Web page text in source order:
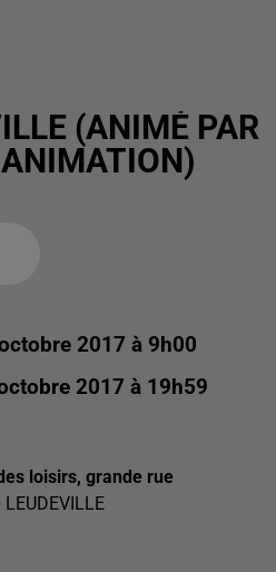
(ANIMÉ PAR
2017 à 9h00
2017 à 19h59
loisirs, grande rue
LEUDEVILLE